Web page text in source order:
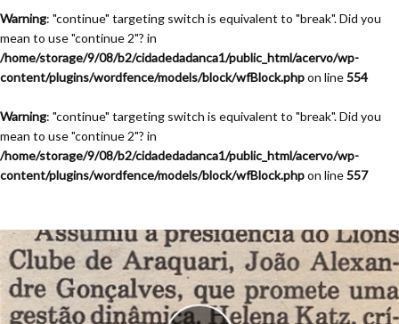
Warning: "continue" targeting switch is equivalent to "break". Did you
mean to use "continue 2"? in
/home/storage/9/08/b2/cidadedadanca1/public_html/acervo/wp-
content/plugins/wordfence/models/block/wfBlock.phpon line554
Warning: "continue" targeting switch is equivalent to "break". Did you
mean to use "continue 2"? in
/home/storage/9/08/b2/cidadedadanca1/public_html/acervo/wp-
content/plugins/wordfence/models/block/wfBlock.phpon line557
Festival de Dança de Joinville - 13a. Edição - 1995